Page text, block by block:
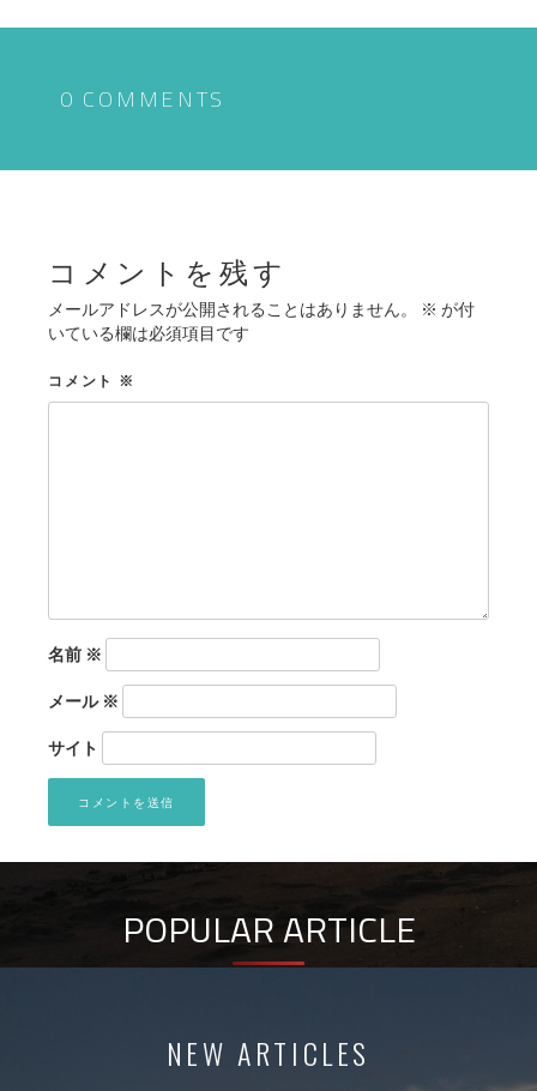
ナ
シ
0 COMMENTS
コメントを残す
メールアドレスが公開されることはありません。 ※ が付
いている欄は必須項目です
コメント ※
名前 ※
メール※
サイト
POPULAR ARTICLE
NEW ARTICLES